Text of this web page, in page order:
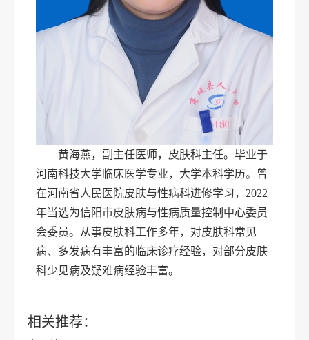
黄海燕，副主任医师，皮肤科主任。毕业于
河南科技大学临床医学专业，大学本科学历。曾
在河南省人民医院皮肤与性病科进修学习，2022
年当选为信阳市皮肤病与性病质量控制中心委员
会委员。从事皮肤科工作多年，对皮肤科常见
病、多发病有丰富的临床诊疗经验，对部分皮肤
科少见病及疑难病经验丰富。
相关推荐：